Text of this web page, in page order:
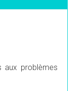
aux problèmes